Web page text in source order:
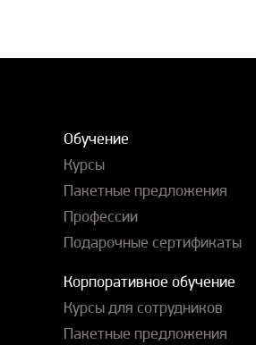
Обучение
Курсы
Пакетные предложения
Профессии
Подарочные сертификаты
Корпоративное обучение
Курсы для сотрудников
Пакетные предложения